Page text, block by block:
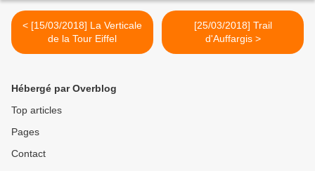
< [15/03/2018] La Verticale
de la Tour Eiffel
[25/03/2018] Trail
d'Auffargis >
Hébergé par Overblog
Top articles
Pages
Contact